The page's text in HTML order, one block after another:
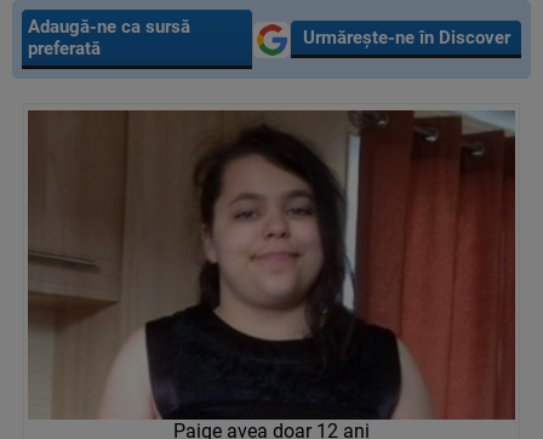
Adaugă-ne ca sursă
preferată
Urmărește-ne în Discover
Paige avea doar 12 ani